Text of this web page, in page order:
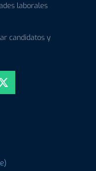
laborales
candidatos y